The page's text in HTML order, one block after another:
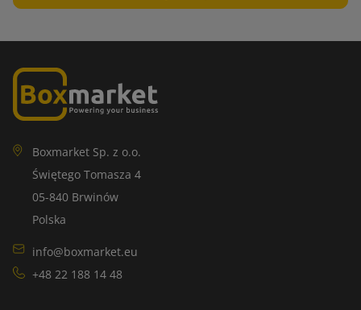
Boxmarket Sp. z o.o.
Świętego Tomasza 4
05-840 Brwinów
Polska
info@boxmarket.eu
+48 22 188 14 48